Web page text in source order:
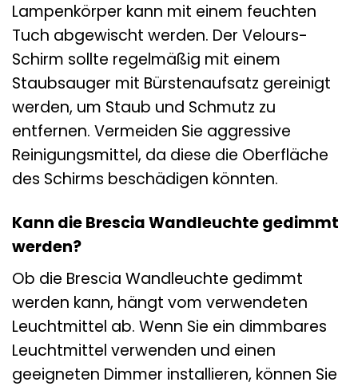
Lampenkörper kann mit einem feuchten
Tuch abgewischt werden. Der Velours-
Schirm sollte regelmäßig mit einem
Staubsauger mit Bürstenaufsatz gereinigt
werden, um Staub und Schmutz zu
entfernen. Vermeiden Sie aggressive
Reinigungsmittel, da diese die Oberfläche
des Schirms beschädigen könnten.
Kann die Brescia Wandleuchte gedimmt
werden?
Ob die Brescia Wandleuchte gedimmt
werden kann, hängt vom verwendeten
Leuchtmittel ab. Wenn Sie ein dimmbares
Leuchtmittel verwenden und einen
geeigneten Dimmer installieren, können Sie